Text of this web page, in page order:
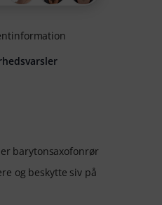
barytonsaxofonrør
og beskytte siv på